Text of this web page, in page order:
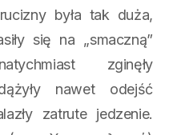
była tak duża,
się na „smaczną”
zginęły
nawet odejść
zatrute jedzenie.